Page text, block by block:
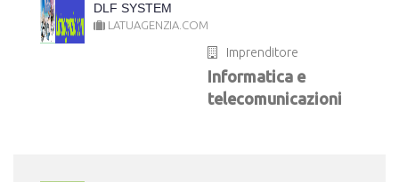
DLF SYSTEM
LATUAGENZIA.COM
Imprenditore
Informatica e
telecomunicazioni